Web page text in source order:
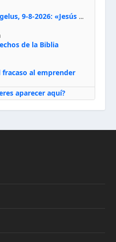
Papa León Xiv en el Ángelus, 9-8-2026: «Jesús no nos abandona y si lo acogemos con humildad con la oración, los sacramentos y la escucha de su Palabra, en Él encontraremos paz, luz y fuerza para nuestro camino»
de la Biblia
al emprender
aparecer aquí?